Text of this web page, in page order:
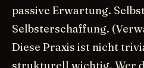
passive Erwartung.
Selbsterschaffung.
Diese Praxis ist nicht